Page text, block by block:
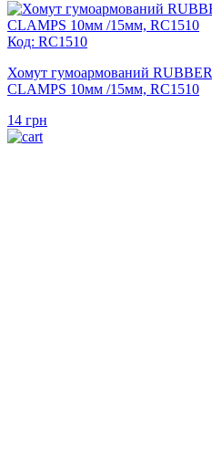
Код: RC1510
Хомут гумоармований RUBBER
CLAMPS 10мм /15мм, RC1510
14 грн